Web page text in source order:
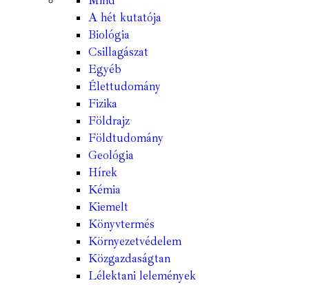
A hét kutatója
Biológia
Csillagászat
Egyéb
Élettudomány
Fizika
Földrajz
Földtudomány
Geológia
Hírek
Kémia
Kiemelt
Könyvtermés
Környezetvédelem
Közgazdaságtan
Lélektani lelemények